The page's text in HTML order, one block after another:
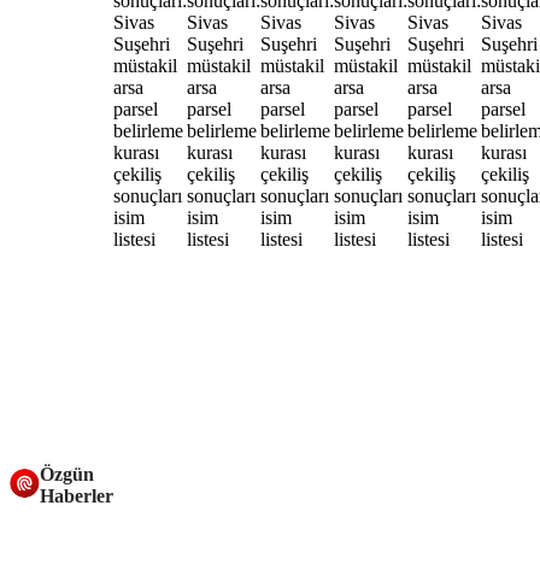
Özgün
Haberler